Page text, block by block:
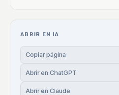
ABRIR EN IA
Copiar página
Abrir en ChatGPT
Abrir en Claude